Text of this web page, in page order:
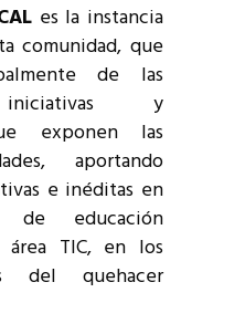
es la instancia
comunidad, que
de las
iniciativas y
exponen las
aportando
e inéditas en
de educación
TIC, en los
del quehacer